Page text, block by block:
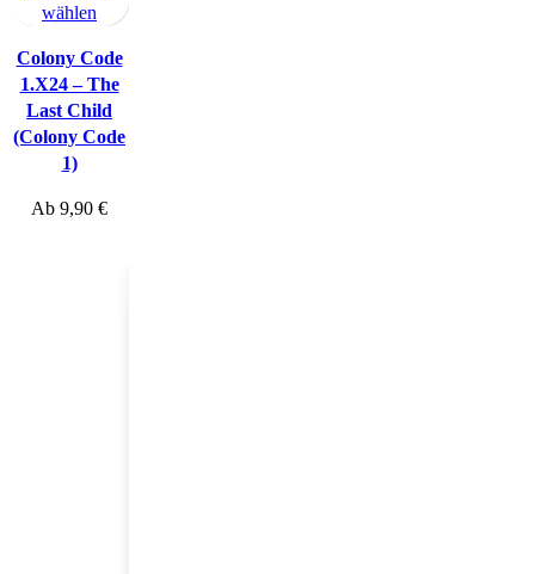
wählen
Colony Code
1.X24 – The
Last Child
(Colony Code
1)
Ab 9,90 €